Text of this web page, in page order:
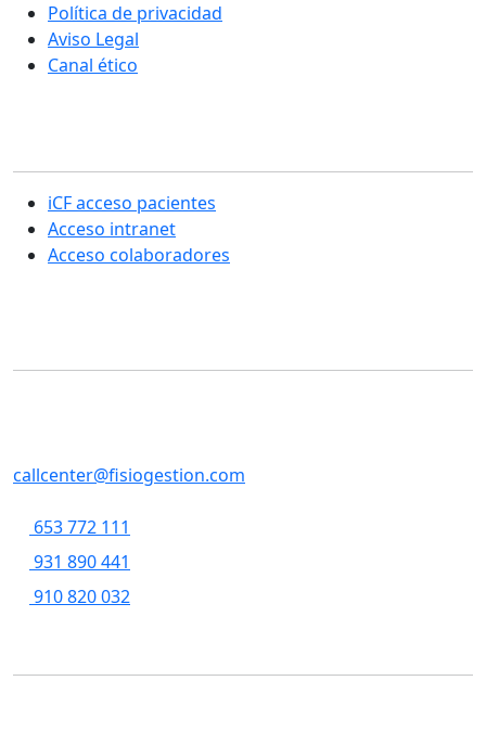
Política de privacidad
Aviso Legal
Canal ético
iCF acceso pacientes
Acceso intranet
Acceso colaboradores
callcenter@fisiogestion.com
653 772 111
931 890 441
910 820 032